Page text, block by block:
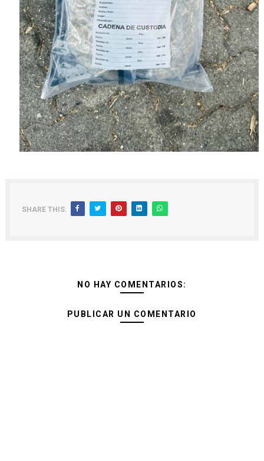
SHARE THIS:
NO HAY COMENTARIOS:
PUBLICAR UN COMENTARIO